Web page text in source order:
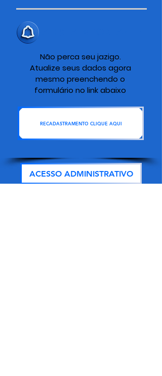
Não perca seu jazigo.
Atualize seus dados agora
mesmo preenchendo o
formulário no link abaixo
RECADASTRAMENTO CLIQUE AQUI
ACESSO ADMINISTRATIVO